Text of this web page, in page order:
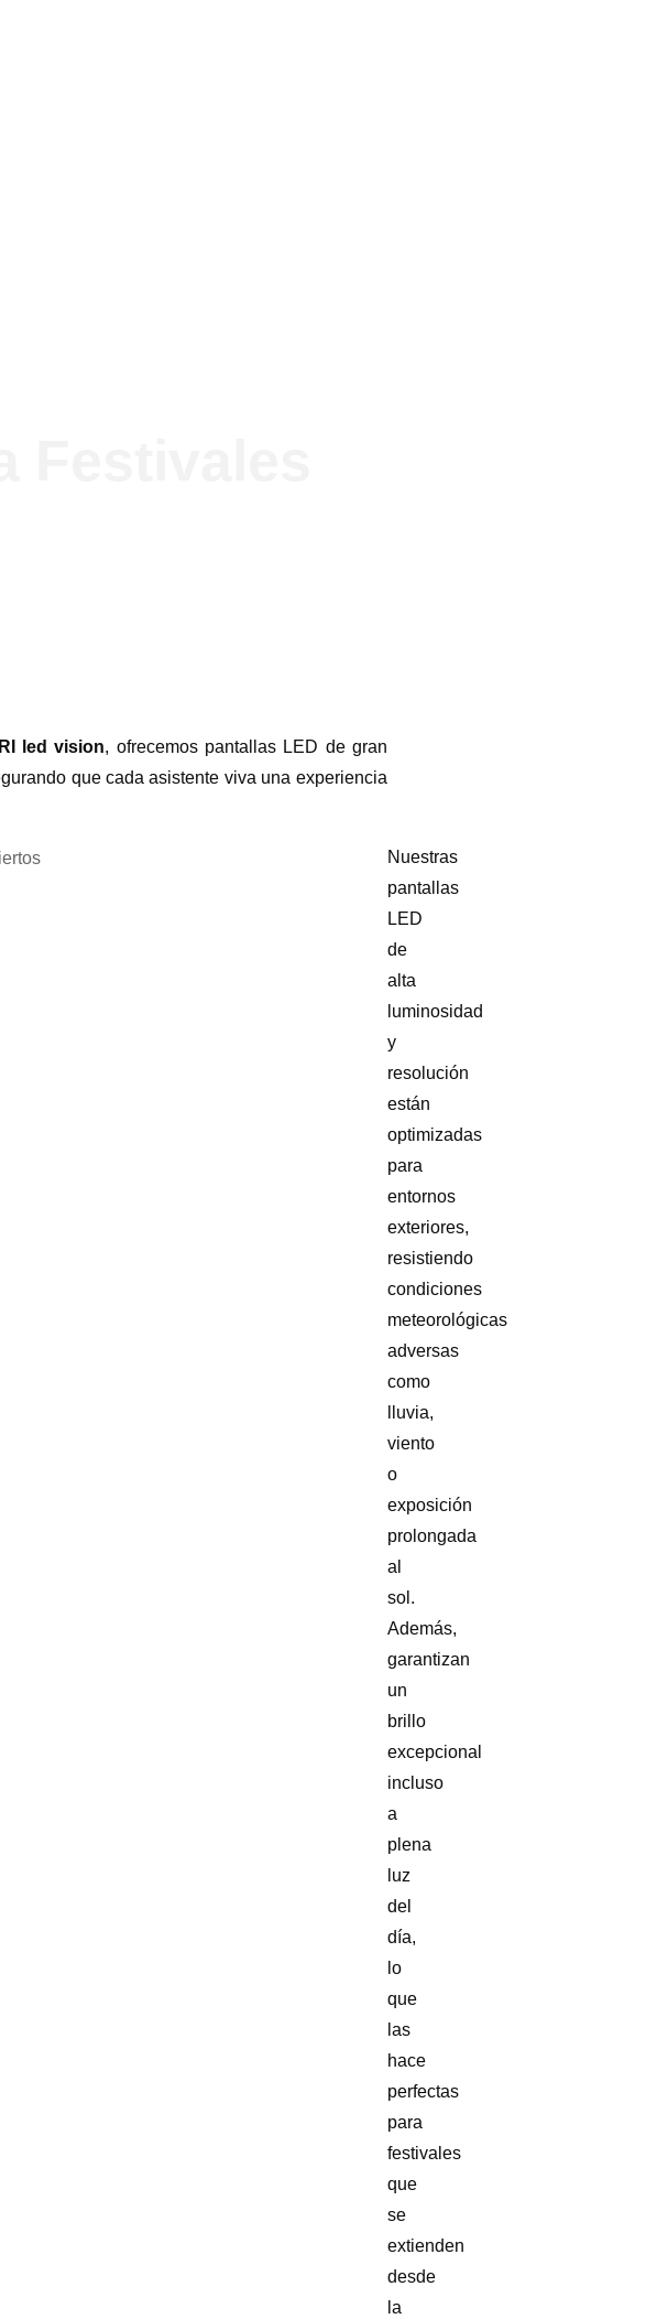
led vision, ofrecemos pantallas LED de gran
que cada asistente viva una experiencia
Nuestras
pantallas
LED
de
alta
luminosidad
y
resolución
están
optimizadas
para
entornos
exteriores,
resistiendo
condiciones
meteorológicas
adversas
como
lluvia,
viento
o
exposición
prolongada
al
sol.
Además,
garantizan
un
brillo
excepcional
incluso
a
plena
luz
del
día,
lo
que
las
hace
perfectas
para
festivales
que
se
extienden
desde
la